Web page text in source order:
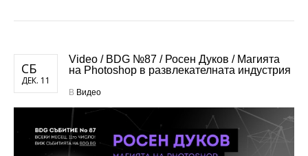
СБ
ДЕК. 11
Video / BDG №87 / Росен Дуков / Магията
на Photoshop в развлекателната индустрия
В Видео